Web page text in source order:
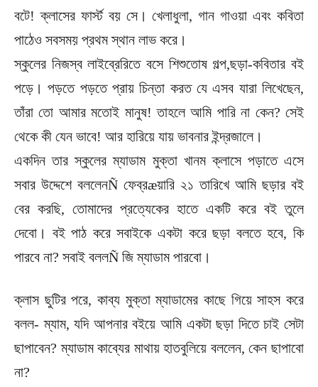
বটে! ক্লাসের ফার্স্ট বয় সে। খেলাধুলা, গান গাওয়া এবং কবিতা
পাঠেও সবসময় প্রথম স্থান লাভ করে।
স্কুলের নিজস্ব লাইব্রেরিতে বসে শিশুতোষ গল্প,ছড়া-কবিতার বই
পড়ে। পড়তে পড়তে প্রায় চিন্তা করত যে এসব যারা লিখেছেন,
তাঁরা তো আমার মতোই মানুষ! তাহলে আমি পারি না কেন? সেই
থেকে কী যেন ভাবে! আর হারিয়ে যায় ভাবনার ইন্দ্রজালে।
একদিন তার স্কুলের ম্যাডাম মুক্তা খানম ক্লাসে পড়াতে এসে
সবার উদ্দেশে বললেনÑ ফেব্রæয়ারি ২১ তারিখে আমি ছড়ার বই
বের করছি, তোমাদের প্রত্যেকের হাতে একটি করে বই তুলে
দেবো। বই পাঠ করে সবাইকে একটা করে ছড়া বলতে হবে, কি
পারবে না? সবাই বললÑ জি ম্যাডাম পারবো।
ক্লাস ছুটির পরে, কাব্য মুক্তা ম্যাডামের কাছে গিয়ে সাহস করে
বলল- ম্যাম, যদি আপনার বইয়ে আমি একটা ছড়া দিতে চাই সেটা
ছাপাবেন? ম্যাডাম কাব্যের মাথায় হাতবুলিয়ে বললেন, কেন ছাপাবো
না?